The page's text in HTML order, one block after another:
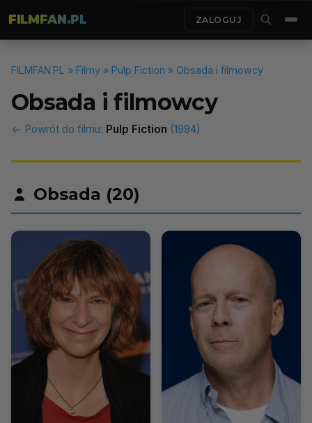
FILMFAN.PL ZALOGUJ
FILMFAN.PL » Filmy » Pulp Fiction » Obsada i filmowcy
Obsada i filmowcy
← Powrót do filmu: Pulp Fiction (1994)
Obsada (20)